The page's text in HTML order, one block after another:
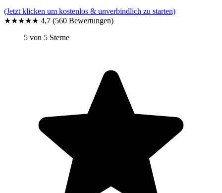
(Jetzt klicken um kostenlos & unverbindlich zu starten)
★★★★★ 4,7 (560 Bewertungen)
5 von 5 Sterne